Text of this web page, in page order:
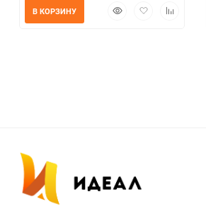
БыстрыйДобавитьДобавить
В КОРЗИНУ